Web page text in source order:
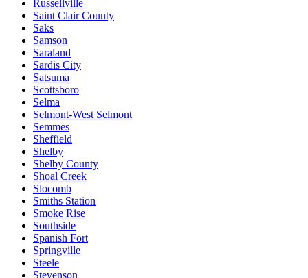
Russellville
Saint Clair County
Saks
Samson
Saraland
Sardis City
Satsuma
Scottsboro
Selma
Selmont-West Selmont
Semmes
Sheffield
Shelby
Shelby County
Shoal Creek
Slocomb
Smiths Station
Smoke Rise
Southside
Spanish Fort
Springville
Steele
Stevenson